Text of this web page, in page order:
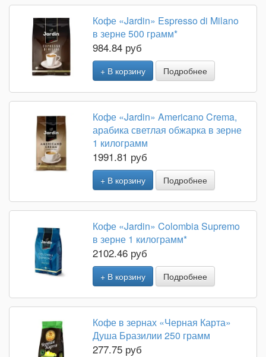
Кофе «Jardin» Espresso di Milano
в зерне 500 грамм*
984.84 руб
+ В корзину Подробнее
Кофе «Jardin» Americano Crema,
арабика светлая обжарка в зерне
1 килограмм
1991.81 руб
+ В корзину Подробнее
Кофе «Jardin» Colombia Supremo
в зерне 1 килограмм*
2102.46 руб
+ В корзину Подробнее
Кофе в зернах «Черная Карта»
Душа Бразилии 250 грамм
277.75 руб